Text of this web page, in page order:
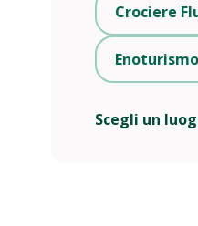
Scegli un
Crociere
Enoturismo